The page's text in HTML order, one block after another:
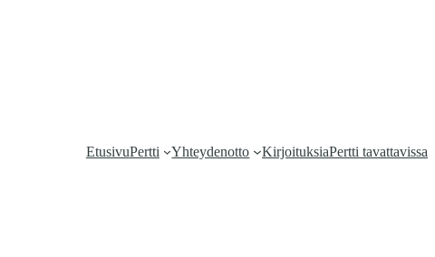
EtusivuPertti Yhteydenotto KirjoituksiaPertti tavattavissa